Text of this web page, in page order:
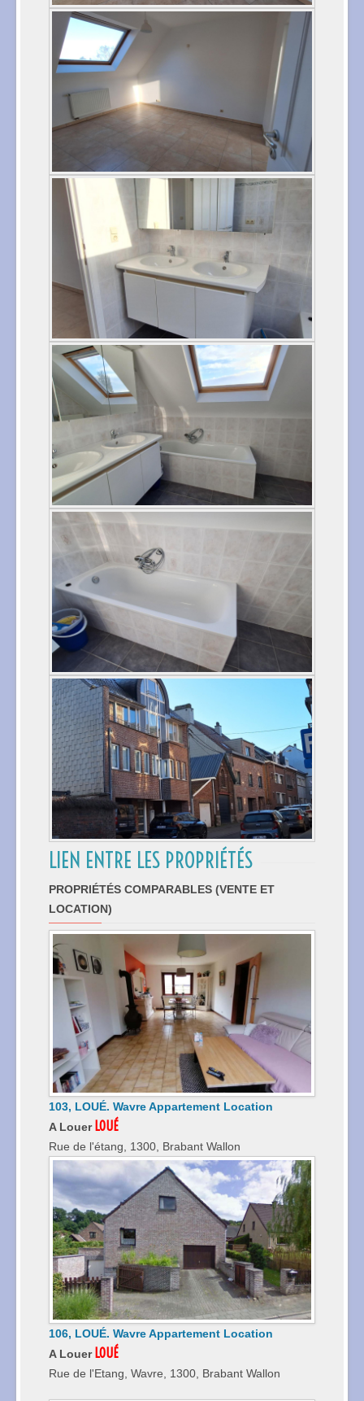
LIEN ENTRE LES PROPRIÉTÉS
PROPRIÉTÉS COMPARABLES (VENTE ET
LOCATION)
103, LOUÉ. Wavre Appartement Location
A Louer LOUÉ
Rue de l'étang, 1300, Brabant Wallon
106, LOUÉ. Wavre Appartement Location
A Louer LOUÉ
Rue de l'Etang, Wavre, 1300, Brabant Wallon